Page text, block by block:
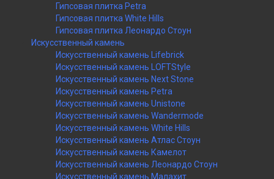
Гипсовая плитка Petra
Гипсовая плитка White Hills
Гипсовая плитка Леонардо Стоун
Искусственный камень
Искусственный камень Lifebrick
Искусственный камень LOFTStyle
Искусственный камень Next Stone
Искусственный камень Petra
Искусственный камень Unistone
Искусственный камень Wandermode
Искусственный камень White Hills
Искусственный камень Атлас Стоун
Искусственный камень Камелот
Искусственный камень Леонардо Стоун
Искусственный камень Малахит